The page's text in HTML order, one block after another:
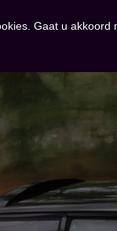
OVER ONS
Gaat u akkoord